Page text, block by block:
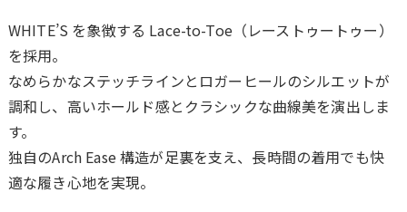
WHITE’S を象徴する Lace-to-Toe（レーストゥートゥー）
を採用。
なめらかなステッチラインとロガーヒールのシルエットが
調和し、高いホールド感とクラシックな曲線美を演出しま
す。
独自のArch Ease構造が足裏を支え、長時間の着用でも快
適な履き心地を実現。